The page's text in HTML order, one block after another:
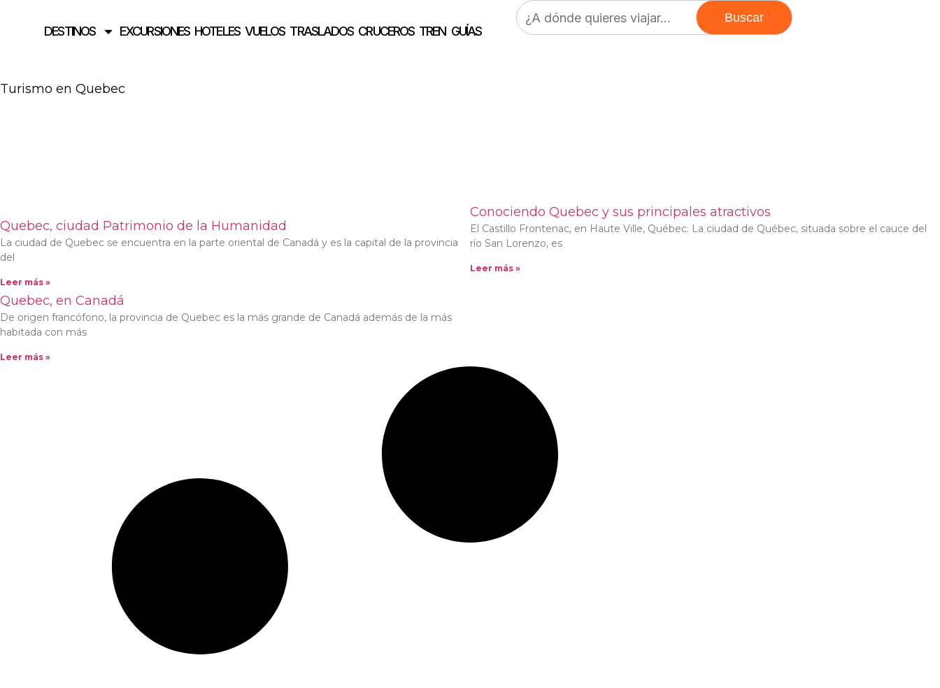
DESTINOS EXCURSIONES HOTELES VUELOS TRASLADOS CRUCEROS TREN GUÍAS
Buscar:
Turismo en Quebec
Quebec, ciudad Patrimonio de la Humanidad
La ciudad de Quebec se encuentra en la parte oriental de Canadá y es la capital de la provincia
del
Leer más »
Conociendo Quebec y sus principales atractivos
El Castillo Frontenac, en Haute Ville, Québec. La ciudad de Québec, situada sobre el cauce del
río San Lorenzo, es
Leer más »
Quebec, en Canadá
De origen francófono, la provincia de Quebec es la más grande de Canadá además de la más
habitada con más
Leer más »